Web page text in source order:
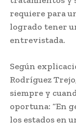
requiere para
logrado tener
entrevistada.
Según
Rodríguez
siempre y
oportuna: “En
los estados en